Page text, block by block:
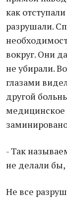
как
разрушали.
вокруг. Они
не убирали.
глазами
другой
медицинское
- Так
не делали
Не все